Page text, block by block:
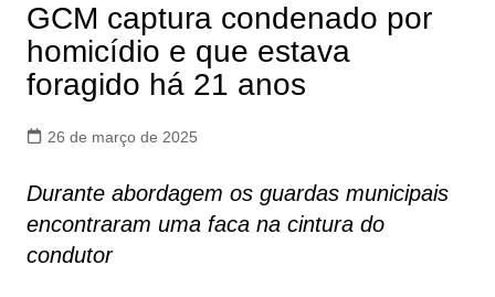
GCM captura condenado por
homicídio e que estava
foragido há 21 anos
26 de março de 2025
Durante abordagem os guardas municipais
encontraram uma faca na cintura do
condutor